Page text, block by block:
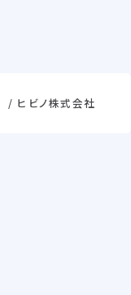
ヒビノ株式会社